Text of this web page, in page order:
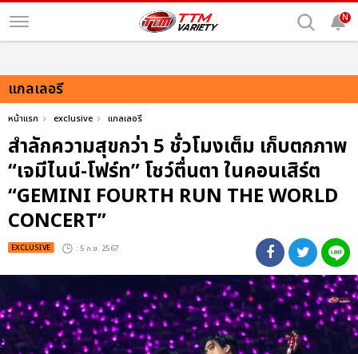
N
แกลเลอรี
หน้าแรก exclusive แกลเลอรี
สำลักความสุขกว่า 5 ชั่วโมงเต็ม เก็บตกภาพ
“เจมีไนน์-โฟร์ท” โชว์ตื่นตา ในคอนเสิร์ต
“GEMINI FOURTH RUN THE WORLD
CONCERT”
EXCLUSIVE : 5 ก.ย. 2567